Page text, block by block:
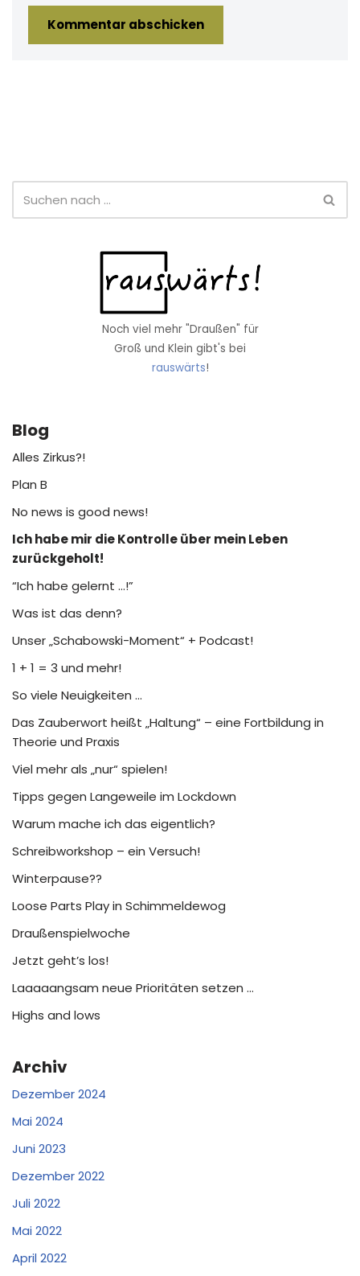
Noch viel mehr "Draußen" für
Groß und Klein gibt's bei
rauswärts!
Blog
Alles Zirkus?!
Plan B
No news is good news!
Ich habe mir die Kontrolle über mein Leben
zurückgeholt!
“Ich habe gelernt …!”
Was ist das denn?
Unser „Schabowski-Moment“ + Podcast!
1 + 1 = 3 und mehr!
So viele Neuigkeiten …
Das Zauberwort heißt „Haltung“ – eine Fortbildung in
Theorie und Praxis
Viel mehr als „nur“ spielen!
Tipps gegen Langeweile im Lockdown
Warum mache ich das eigentlich?
Schreibworkshop – ein Versuch!
Winterpause??
Loose Parts Play in Schimmeldewog
Draußenspielwoche
Jetzt geht’s los!
Laaaaangsam neue Prioritäten setzen …
Highs and lows
Archiv
Dezember 2024
Mai 2024
Juni 2023
Dezember 2022
Juli 2022
Mai 2022
April 2022